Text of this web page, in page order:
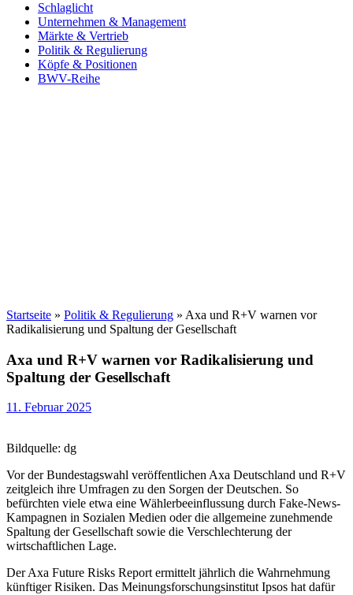
Schlaglicht
Unternehmen & Management
Märkte & Vertrieb
Politik & Regulierung
Köpfe & Positionen
BWV-Reihe
Startseite » Politik & Regulierung » Axa und R+V warnen vor
Radikalisierung und Spaltung der Gesellschaft
Axa und R+V warnen vor Radikalisierung und
Spaltung der Gesellschaft
11. Februar 2025
Bildquelle: dg
Vor der Bundestagswahl veröffentlichen Axa Deutschland und R+V
zeitgleich ihre Umfragen zu den Sorgen der Deutschen. So
befürchten viele etwa eine Wählerbeeinflussung durch Fake-News-
Kampagnen in Sozialen Medien oder die allgemeine zunehmende
Spaltung der Gesellschaft sowie die Verschlechterung der
wirtschaftlichen Lage.
Der Axa Future Risks Report ermittelt jährlich die Wahrnehmung
künftiger Risiken. Das Meinungsforschungsinstitut Ipsos hat dafür